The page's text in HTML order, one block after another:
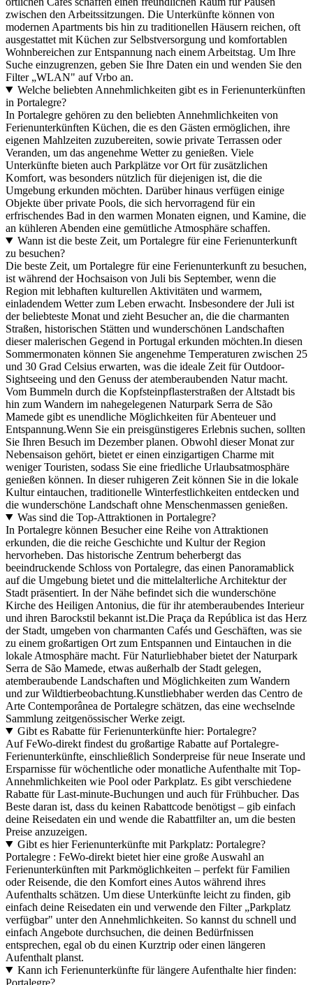
zwischen den Arbeitssitzungen. Die Unterkünfte können von
modernen Apartments bis hin zu traditionellen Häusern reichen, oft
ausgestattet mit Küchen zur Selbstversorgung und komfortablen
Wohnbereichen zur Entspannung nach einem Arbeitstag. Um Ihre
Suche einzugrenzen, geben Sie Ihre Daten ein und wenden Sie den
Filter „WLAN" auf Vrbo an.
Welche beliebten Annehmlichkeiten gibt es in Ferienunterkünften
in Portalegre?
In Portalegre gehören zu den beliebten Annehmlichkeiten von
Ferienunterkünften Küchen, die es den Gästen ermöglichen, ihre
eigenen Mahlzeiten zuzubereiten, sowie private Terrassen oder
Veranden, um das angenehme Wetter zu genießen. Viele
Unterkünfte bieten auch Parkplätze vor Ort für zusätzlichen
Komfort, was besonders nützlich für diejenigen ist, die die
Umgebung erkunden möchten. Darüber hinaus verfügen einige
Objekte über private Pools, die sich hervorragend für ein
erfrischendes Bad in den warmen Monaten eignen, und Kamine, die
an kühleren Abenden eine gemütliche Atmosphäre schaffen.
Wann ist die beste Zeit, um Portalegre für eine Ferienunterkunft
zu besuchen?
Die beste Zeit, um Portalegre für eine Ferienunterkunft zu besuchen,
ist während der Hochsaison von Juli bis September, wenn die
Region mit lebhaften kulturellen Aktivitäten und warmem,
einladendem Wetter zum Leben erwacht. Insbesondere der Juli ist
der beliebteste Monat und zieht Besucher an, die die charmanten
Straßen, historischen Stätten und wunderschönen Landschaften
dieser malerischen Gegend in Portugal erkunden möchten.In diesen
Sommermonaten können Sie angenehme Temperaturen zwischen 25
und 30 Grad Celsius erwarten, was die ideale Zeit für Outdoor-
Sightseeing und den Genuss der atemberaubenden Natur macht.
Vom Bummeln durch die Kopfsteinpflasterstraßen der Altstadt bis
hin zum Wandern im nahegelegenen Naturpark Serra de São
Mamede gibt es unendliche Möglichkeiten für Abenteuer und
Entspannung.Wenn Sie ein preisgünstigeres Erlebnis suchen, sollten
Sie Ihren Besuch im Dezember planen. Obwohl dieser Monat zur
Nebensaison gehört, bietet er einen einzigartigen Charme mit
weniger Touristen, sodass Sie eine friedliche Urlaubsatmosphäre
genießen können. In dieser ruhigeren Zeit können Sie in die lokale
Kultur eintauchen, traditionelle Winterfestlichkeiten entdecken und
die wunderschöne Landschaft ohne Menschenmassen genießen.
Was sind die Top-Attraktionen in Portalegre?
In Portalegre können Besucher eine Reihe von Attraktionen
erkunden, die die reiche Geschichte und Kultur der Region
hervorheben. Das historische Zentrum beherbergt das
beeindruckende Schloss von Portalegre, das einen Panoramablick
auf die Umgebung bietet und die mittelalterliche Architektur der
Stadt präsentiert. In der Nähe befindet sich die wunderschöne
Kirche des Heiligen Antonius, die für ihr atemberaubendes Interieur
und ihren Barockstil bekannt ist.Die Praça da República ist das Herz
der Stadt, umgeben von charmanten Cafés und Geschäften, was sie
zu einem großartigen Ort zum Entspannen und Eintauchen in die
lokale Atmosphäre macht. Für Naturliebhaber bietet der Naturpark
Serra de São Mamede, etwas außerhalb der Stadt gelegen,
atemberaubende Landschaften und Möglichkeiten zum Wandern
und zur Wildtierbeobachtung.Kunstliebhaber werden das Centro de
Arte Contemporânea de Portalegre schätzen, das eine wechselnde
Sammlung zeitgenössischer Werke zeigt.
Gibt es Rabatte für Ferienunterkünfte hier: Portalegre?
Auf FeWo-direkt findest du großartige Rabatte auf Portalegre-
Ferienunterkünfte, einschließlich Sonderpreise für neue Inserate und
Ersparnisse für wöchentliche oder monatliche Aufenthalte mit Top-
Annehmlichkeiten wie Pool oder Parkplatz. Es gibt verschiedene
Rabatte für Last-minute-Buchungen und auch für Frühbucher. Das
Beste daran ist, dass du keinen Rabattcode benötigst – gib einfach
deine Reisedaten ein und wende die Rabattfilter an, um die besten
Preise anzuzeigen.
Gibt es hier Ferienunterkünfte mit Parkplatz: Portalegre?
Portalegre : FeWo-direkt bietet hier eine große Auswahl an
Ferienunterkünften mit Parkmöglichkeiten – perfekt für Familien
oder Reisende, die den Komfort eines Autos während ihres
Aufenthalts schätzen. Um diese Unterkünfte leicht zu finden, gib
einfach deine Reisedaten ein und verwende den Filter „Parkplatz
verfügbar" unter den Annehmlichkeiten. So kannst du schnell und
einfach Angebote durchsuchen, die deinen Bedürfnissen
entsprechen, egal ob du einen Kurztrip oder einen längeren
Aufenthalt planst.
Kann ich Ferienunterkünfte für längere Aufenthalte hier finden:
Portalegre?